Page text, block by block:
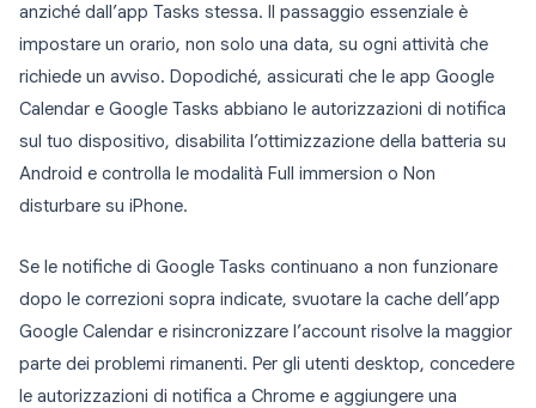
anziché dall’app Tasks stessa. Il passaggio essenziale è
impostare un orario, non solo una data, su ogni attività che
richiede un avviso. Dopodiché, assicurati che le app Google
Calendar e Google Tasks abbiano le autorizzazioni di notifica
sul tuo dispositivo, disabilita l’ottimizzazione della batteria su
Android e controlla le modalità Full immersion o Non
disturbare su iPhone.
Se le notifiche di Google Tasks continuano a non funzionare
dopo le correzioni sopra indicate, svuotare la cache dell’app
Google Calendar e risincronizzare l’account risolve la maggior
parte dei problemi rimanenti. Per gli utenti desktop, concedere
le autorizzazioni di notifica a Chrome e aggiungere una